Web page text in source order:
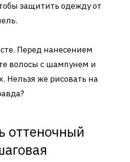
защитить одежду от
Перед нанесением
волосы с шампунем и
Нельзя же рисовать на
оттеночный